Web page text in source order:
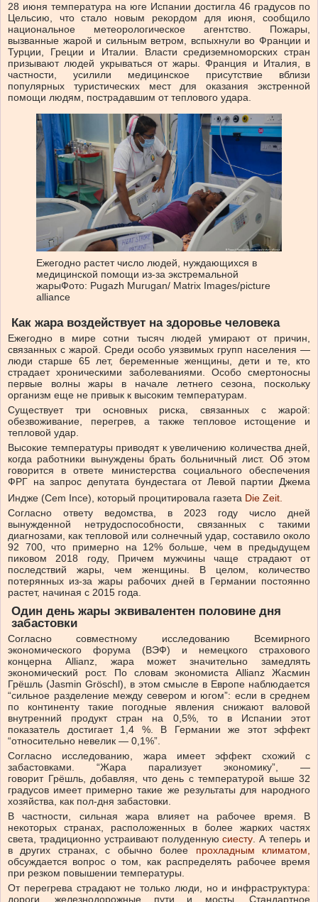
28 июня температура на юге Испании достигла 46 градусов по
Цельсию, что стало новым рекордом для июня, сообщило
национальное метеорологическое агентство. Пожары,
вызванные жарой и сильным ветром, вспыхнули во Франции и
Турции, Греции и Италии. Власти средиземноморских стран
призывают людей укрываться от жары. Франция и Италия, в
частности, усилили медицинское присутствие вблизи
популярных туристических мест для оказания экстренной
помощи людям, пострадавшим от теплового удара.
Ежегодно растет число людей, нуждающихся в
медицинской помощи из-за экстремальной
жарыФото: Pugazh Murugan/ Matrix Images/picture
alliance
Как жара воздействует на здоровье человека
Ежегодно в мире сотни тысяч людей умирают от причин,
связанных с жарой. Среди особо уязвимых групп населения —
люди старше 65 лет, беременные женщины, дети и те, кто
страдает хроническими заболеваниями. Особо смертоносны
первые волны жары в начале летнего сезона, поскольку
организм еще не привык к высоким температурам.
Существует три основных риска, связанных с жарой:
обезвоживание, перегрев, а также тепловое истощение и
тепловой удар.
Высокие температуры приводят к увеличению количества дней,
когда работники вынуждены брать больничный лист. Об этом
говорится в ответе министерства социального обеспечения
ФРГ на запрос депутата бундестага от Левой партии Джема
Индже (Cem Ince), который процитировала газета Die Zeit.
Согласно ответу ведомства, в 2023 году число дней
вынужденной нетрудоспособности, связанных с такими
диагнозами, как тепловой или солнечный удар, составило около
92 700, что примерно на 12% больше, чем в предыдущем
пиковом 2018 году, Причем мужчины чаще страдают от
последствий жары, чем женщины. В целом, количество
потерянных из-за жары рабочих дней в Германии постоянно
растет, начиная с 2015 года.
Один день жары эквивалентен половине дня
забастовки
Согласно совместному исследованию Всемирного
экономического форума (ВЭФ) и немецкого страхового
концерна Allianz, жара может значительно замедлять
экономический рост. По словам экономиста Allianz Жасмин
Грёшль (Jasmin Gröschl), в этом смысле в Европе наблюдается
“сильное разделение между севером и югом”: если в среднем
по континенту такие погодные явления снижают валовой
внутренний продукт стран на 0,5%, то в Испании этот
показатель достигает 1,4 %. В Германии же этот эффект
“относительно невелик — 0,1%”.
Согласно исследованию, жара имеет эффект схожий с
забастовками. “Жара парализует экономику”, —
говорит Грёшль, добавляя, что день с температурой выше 32
градусов имеет примерно такие же результаты для народного
хозяйства, как пол-дня забастовки.
В частности, сильная жара влияет на рабочее время. В
некоторых странах, расположенных в более жарких частях
света, традиционно устраивают полуденнуюсиесту . А теперь и
в других странах, с обычно более прохладным климатом,
обсуждается вопрос о том, как распределять рабочее время
при резком повышении температуры.
От перегрева страдают не только люди, но и инфраструктура:
дороги, железнодорожные пути и мосты. Стандартное